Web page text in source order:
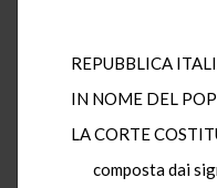
REPUBBLICA
IN NOME DEL
LA CORTE
composta dai